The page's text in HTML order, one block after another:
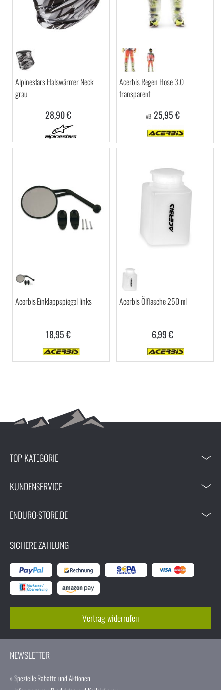
Alpinestars Halswärmer Neck
grau
28,90 €
Acerbis Regen Hose 3.0
transparent
AB 25,95 €
Acerbis Einklappspiegel links
18,95 €
Acerbis Ölflasche 250 ml
6,99 €
TOP KATEGORIE
KUNDENSERVICE
ENDURO-STORE.DE
SICHERE ZAHLUNG
Vertrag widerrufen
NEWSLETTER
» Spezielle Rabatte und Aktionen